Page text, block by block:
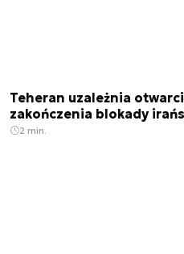
Teheran uzależnia
zakończenia blokady
2 min.